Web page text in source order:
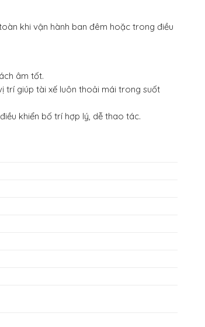
khi vận hành ban đêm hoặc trong điều
âm tốt.
trí giúp tài xế luôn thoải mái trong suốt
khiển bố trí hợp lý, dễ thao tác.